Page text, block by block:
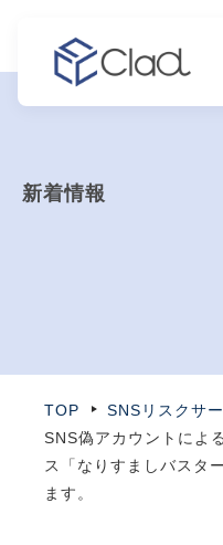
新着情報
TOP SNSリスクサ
SNS偽アカウントによ
ス「なりすましバスタ
ます。